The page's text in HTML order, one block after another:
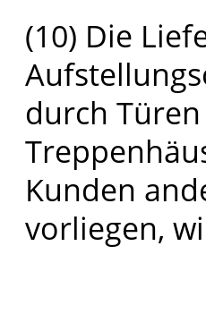
(10) Die
durch
Kunden
vorliegen,